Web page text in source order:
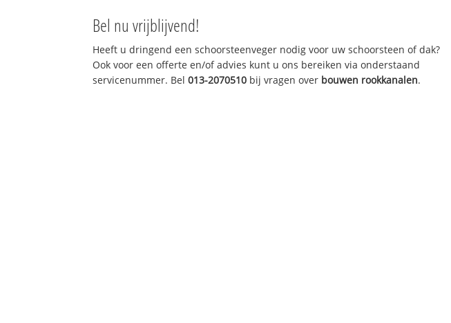
Bel nu vrijblijvend!
Heeft u dringend een schoorsteenveger nodig voor uw schoorsteen of dak?
Ook voor een offerte en/of advies kunt u ons bereiken via onderstaand
servicenummer. Bel013-2070510 bij vragen over bouwen rookkanalen.